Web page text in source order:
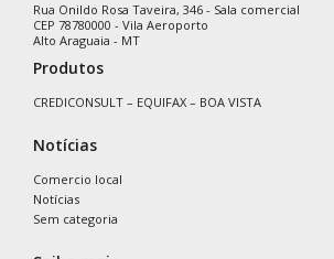
Rua Onildo Rosa Taveira, 346 - Sala comercial
CEP 78780000 - Vila Aeroporto
Alto Araguaia - MT
Produtos
CREDICONSULT – EQUIFAX – BOA VISTA
Notícias
Comercio local
Notícias
Sem categoria